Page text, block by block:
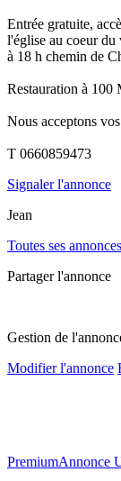
Entrée gratuite,
l'église au coeur du
à 18 h chemin de
Restauration à 100
Nous acceptons
T 0660859473
Signaler l'annonce
Jean
Toutes ses annonces
Partager l'annonce
Gestion de
Modifier l'annonce
PremiumAnnonce